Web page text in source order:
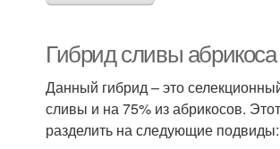
Гибрид сливы
Данный гибрид – это
сливы и на 75% из абрикосов.
разделить на следующие подвиды: